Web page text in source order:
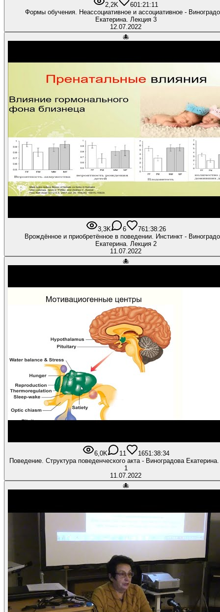
2,2K 601:21:11
Формы обучения. Неассоциативное и ассоциативное -
Екатерина. Лекция 3
12.07.2022
🐙
3,3K 6 761:38:26
Врождённое и приобретённое в поведении. Инстинкт -
Екатерина. Лекция 2
11.07.2022
🐙
6,0K 11 1651:38:34
Поведение. Структура поведенческого акта - Виноградова
1
11.07.2022
🐙